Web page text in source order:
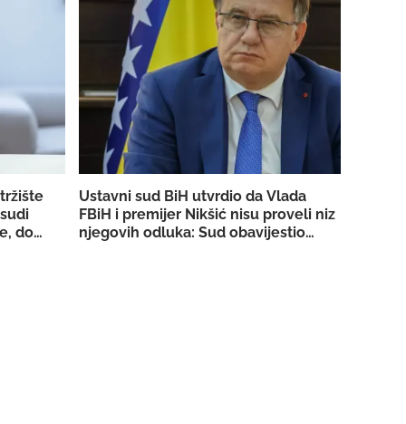
dobio
Ustavni sud BiH utvrdio da Vlada
FBiH i premijer Nikšić nisu proveli niz
njegovih odluka: Sud obavijestio